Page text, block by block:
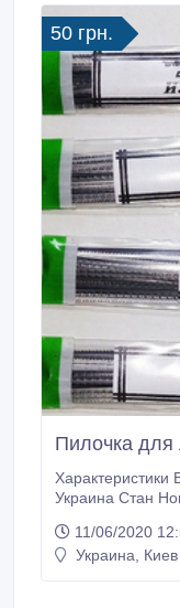
50 грн.
Пилочка для
Характеристики
Украина Стан
характеристики Применение пилки Фанера Опис
Пилочки для
11/06/2020
Украина,